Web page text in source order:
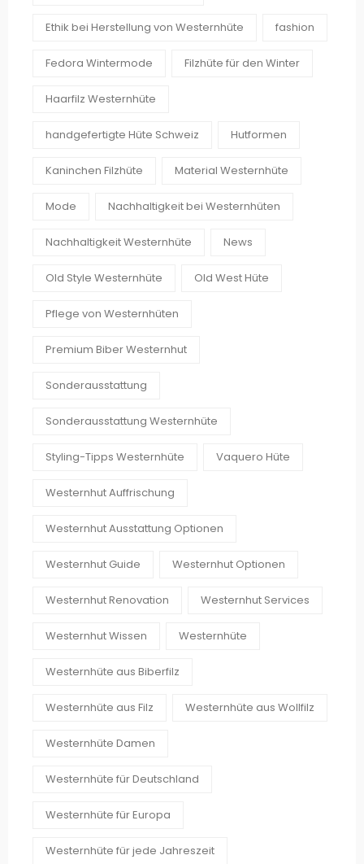
Ethik bei Herstellung von Westernhüte fashion
Fedora Wintermode Filzhüte für den Winter
Haarfilz Westernhüte
handgefertigte Hüte Schweiz Hutformen
Kaninchen Filzhüte Material Westernhüte
Mode Nachhaltigkeit bei Westernhüten
Nachhaltigkeit Westernhüte News
Old Style Westernhüte Old West Hüte
Pflege von Westernhüten
Premium Biber Westernhut
Sonderausstattung
Sonderausstattung Westernhüte
Styling-Tipps Westernhüte Vaquero Hüte
Westernhut Auffrischung
Westernhut Ausstattung Optionen
Westernhut Guide Westernhut Optionen
Westernhut Renovation Westernhut Services
Westernhut Wissen Westernhüte
Westernhüte aus Biberfilz
Westernhüte aus Filz Westernhüte aus Wollfilz
Westernhüte Damen
Westernhüte für Deutschland
Westernhüte für Europa
Westernhüte für jede Jahreszeit